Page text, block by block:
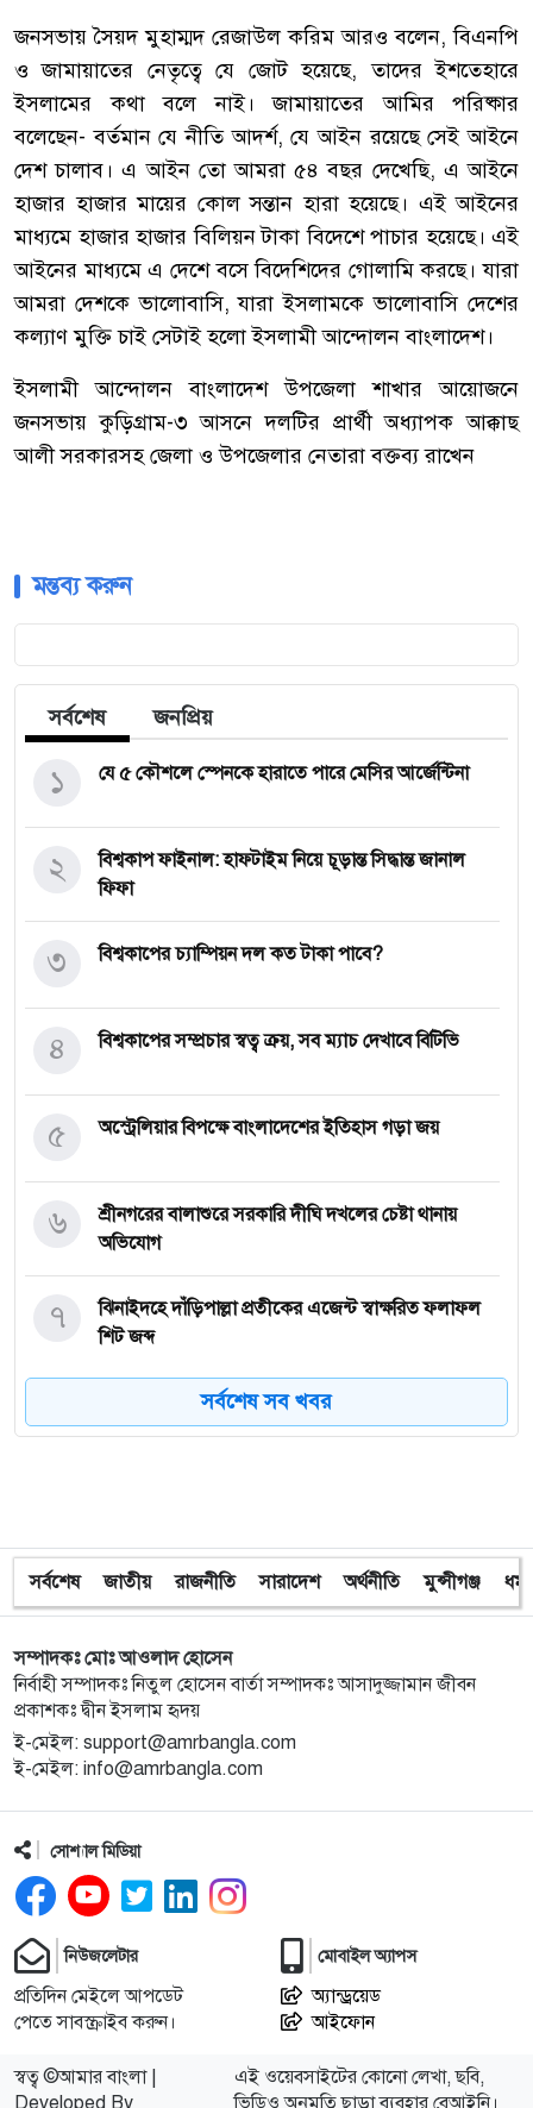
জনসভায় সৈয়দ মুহাম্মদ রেজাউল করিম আরও বলেন, বিএনপি
ও জামায়াতের নেতৃত্বে যে জোট হয়েছে, তাদের ইশতেহারে
ইসলামের কথা বলে নাই। জামায়াতের আমির পরিষ্কার
বলেছেন- বর্তমান যে নীতি আদর্শ, যে আইন রয়েছে সেই আইনে
দেশ চালাব। এ আইন তো আমরা ৫৪ বছর দেখেছি, এ আইনে
হাজার হাজার মায়ের কোল সন্তান হারা হয়েছে। এই আইনের
মাধ্যমে হাজার হাজার বিলিয়ন টাকা বিদেশে পাচার হয়েছে। এই
আইনের মাধ্যমে এ দেশে বসে বিদেশিদের গোলামি করছে। যারা
আমরা দেশকে ভালোবাসি, যারা ইসলামকে ভালোবাসি দেশের
কল্যাণ মুক্তি চাই সেটাই হলো ইসলামী আন্দোলন বাংলাদেশ।
ইসলামী আন্দোলন বাংলাদেশ উপজেলা শাখার আয়োজনে
জনসভায় কুড়িগ্রাম-৩ আসনে দলটির প্রার্থী অধ্যাপক আক্কাছ
আলী সরকারসহ জেলা ও উপজেলার নেতারা বক্তব্য রাখেন
মন্তব্য করুন
সর্বশেষ জনপ্রিয়
যে ৫ কৌশলে স্পেনকে হারাতে পারে মেসির আর্জেন্টিনা
১
বিশ্বকাপ ফাইনাল: হাফটাইম নিয়ে চূড়ান্ত সিদ্ধান্ত জানাল
ফিফা
২
বিশ্বকাপের চ্যাম্পিয়ন দল কত টাকা পাবে?
৩
বিশ্বকাপের সম্প্রচার স্বত্ব ক্রয়, সব ম্যাচ দেখাবে বিটিভি
৪
অস্ট্রেলিয়ার বিপক্ষে বাংলাদেশের ইতিহাস গড়া জয়
৫
শ্রীনগরের বালাশুরে সরকারি দীঘি দখলের চেষ্টা থানায়
অভিযোগ
৬
ঝিনাইদহে দাঁড়িপাল্লা প্রতীকের এজেন্ট স্বাক্ষরিত ফলাফল
শিট জব্দ
৭
ত্রয়োদশ জাতীয় নির্বাচন, শান্তিপূর্ণ ও নিরপেক্ষ হোক
অবরুদ্ধ জামায়াত নেতাকে উদ্ধার করলেন এনসিপি নেত্রী ডা.
মিতু
১০
ভোটকেন্দ্রের সামনে বস্তাভর্তি টাকাসহ স্বেচ্ছাসেবকদল নেতা
আটক
১১
গোপালগঞ্জে ডিসির বাসভবনের সামনে ককটেল বিস্ফোরণ
১২
সন্ত্রাসীদের ব্যবস্থা না নেওয়া হলে আমার পক্ষে নির্বাচন করা
সম্ভব নয় : ভিপি নূর
১৩
নির্বাচনী নিরাপত্তা পর্যবেক্ষণে ফরিদপুর ও মুন্সীগঞ্জে বিজিবি
মহাপরিচালকের বেইজ ক্যাম্প পরিদর্শন
১৪
সর্বশেষ সব খবর
সর্বশেষ জাতীয় রাজনীতি সারাদেশ অর্থনীতি মুন্সীগঞ্জ ধর্ম
সম্পাদকঃ মোঃ আওলাদ হোসেন
নির্বাহী সম্পাদকঃ নিতুল হোসেন বার্তা সম্পাদকঃ আসাদুজ্জামান জীবন
প্রকাশকঃ দ্বীন ইসলাম হৃদয়
ই-মেইল: support@amrbangla.com
ই-মেইল: info@amrbangla.com
সোশ্যাল মিডিয়া
নিউজলেটার
প্রতিদিন মেইলে আপডেট
পেতে সাবস্ক্রাইব করুন।
মোবাইল অ্যাপস
অ্যান্ড্রয়েড
আইফোন
স্বত্ব ©আমার বাংলা |
এই ওয়েবসাইটের কোনো লেখা, ছবি,